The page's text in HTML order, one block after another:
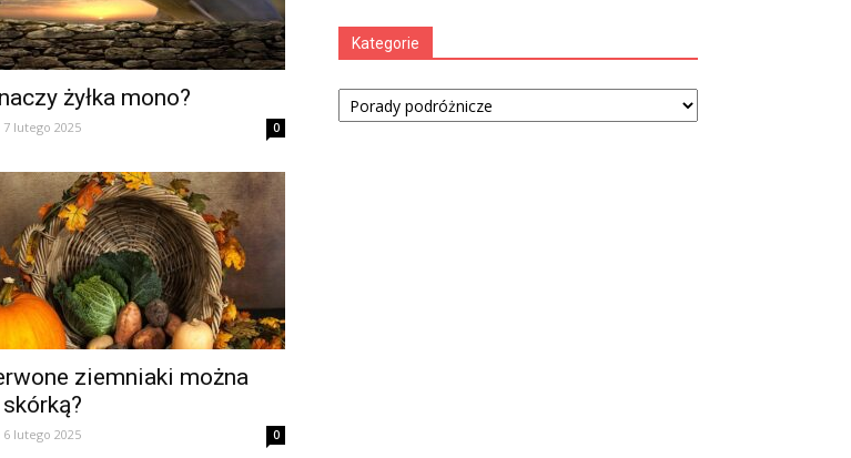
żyłka mono?
7 lutego 2025 0
ziemniaki można
6 lutego 2025 0
Kategorie
Kategorie